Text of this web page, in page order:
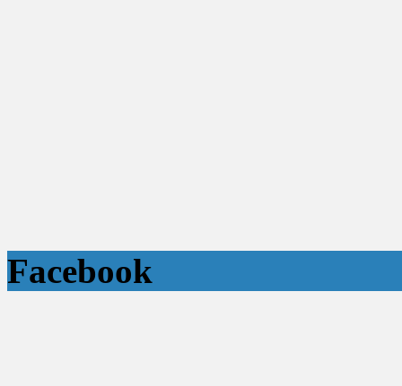
Facebook